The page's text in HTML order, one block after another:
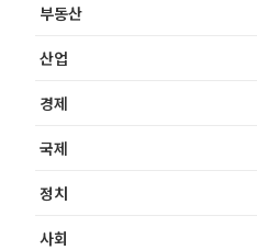
부동산
산업
경제
국제
정치
사회